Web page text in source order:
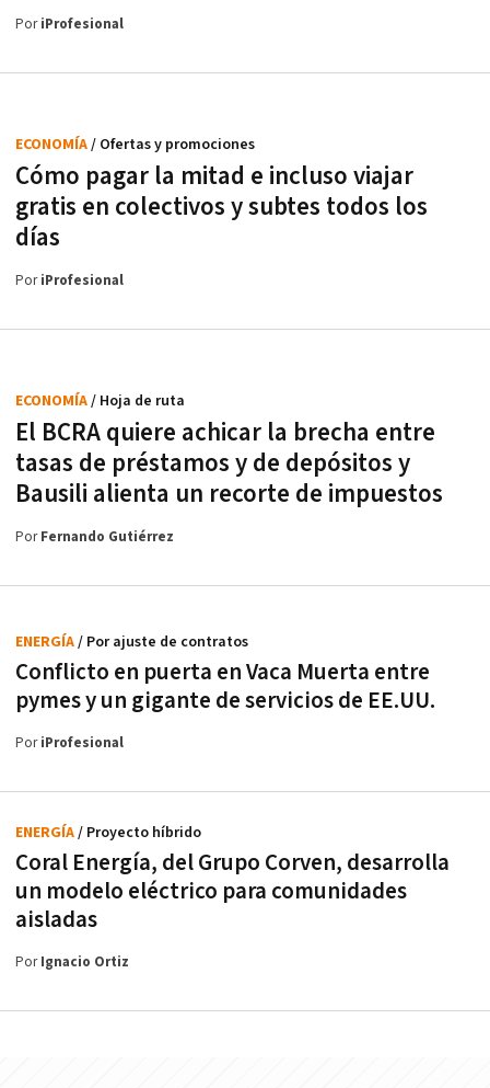
PoriProfesional
Cómo pagar la mitad e incluso viajar
gratis en colectivos y subtes todos los
días
ECONOMÍA/ Ofertas y promociones
PoriProfesional
El BCRA quiere achicar la brecha entre
tasas de préstamos y de depósitos y
Bausili alienta un recorte de impuestos
ECONOMÍA/ Hoja de ruta
PorFernando Gutiérrez
Conflicto en puerta en Vaca Muerta entre
pymes y un gigante de servicios de EE.UU.
ENERGÍA/ Por ajuste de contratos
PoriProfesional
Coral Energía, del Grupo Corven, desarrolla
un modelo eléctrico para comunidades
aisladas
ENERGÍA/ Proyecto híbrido
PorIgnacio Ortiz